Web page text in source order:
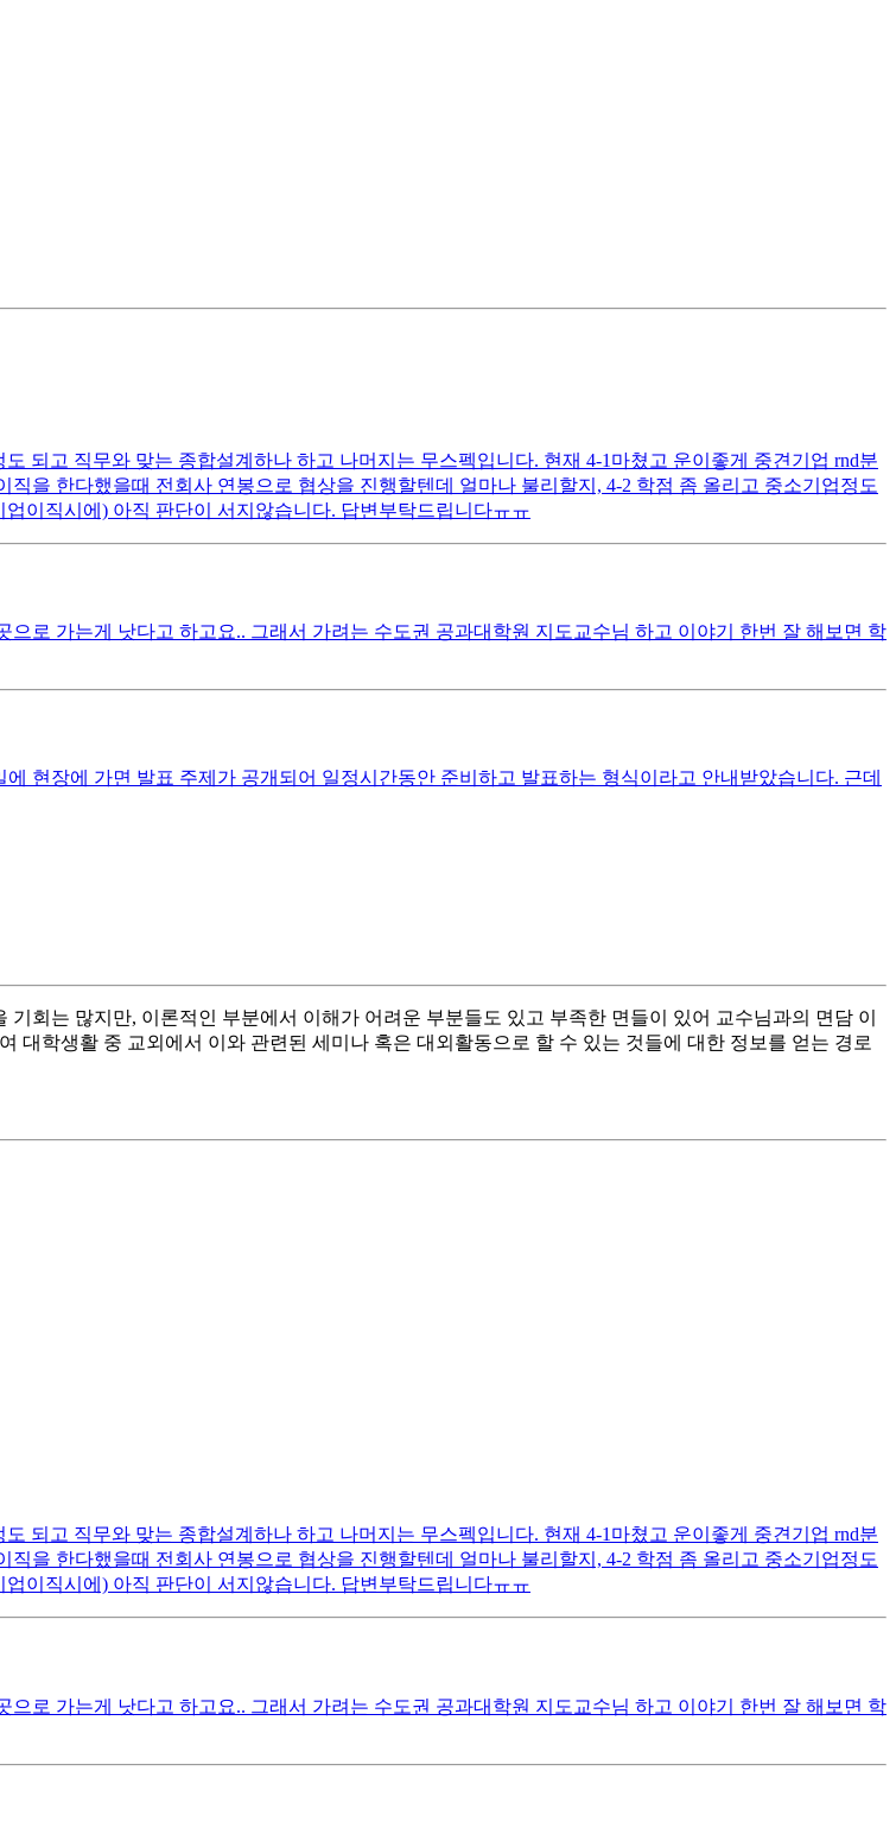
되고 직무와 맞는 종합설계하나 하고 나머지는 무스펙입니다. 현재 4-1마쳤고 운이좋게 중견기업 rnd분
을 한다했을때 전회사 연봉으로 협상을 진행할텐데 얼마나 불리할지, 4-2 학점 좀 올리고 중소기업정도
이직시에) 아직 판단이 서지않습니다. 답변부탁드립니다ㅠㅠ
로 가는게 낫다고 하고요.. 그래서 가려는 수도권 공과대학원 지도교수님 하고 이야기 한번 잘 해보면 학
현장에 가면 발표 주제가 공개되어 일정시간동안 준비하고 발표하는 형식이라고 안내받았습니다. 근데
회는 많지만, 이론적인 부분에서 이해가 어려운 부분들도 있고 부족한 면들이 있어 교수님과의 면담 이
대학생활 중 교외에서 이와 관련된 세미나 혹은 대외활동으로 할 수 있는 것들에 대한 정보를 얻는 경로
되고 직무와 맞는 종합설계하나 하고 나머지는 무스펙입니다. 현재 4-1마쳤고 운이좋게 중견기업 rnd분
을 한다했을때 전회사 연봉으로 협상을 진행할텐데 얼마나 불리할지, 4-2 학점 좀 올리고 중소기업정도
이직시에) 아직 판단이 서지않습니다. 답변부탁드립니다ㅠㅠ
로 가는게 낫다고 하고요.. 그래서 가려는 수도권 공과대학원 지도교수님 하고 이야기 한번 잘 해보면 학